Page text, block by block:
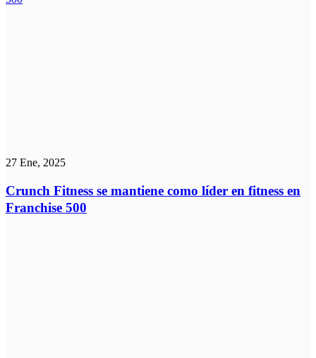
27 Ene, 2025
Crunch Fitness se mantiene como líder en fitness en
Franchise 500